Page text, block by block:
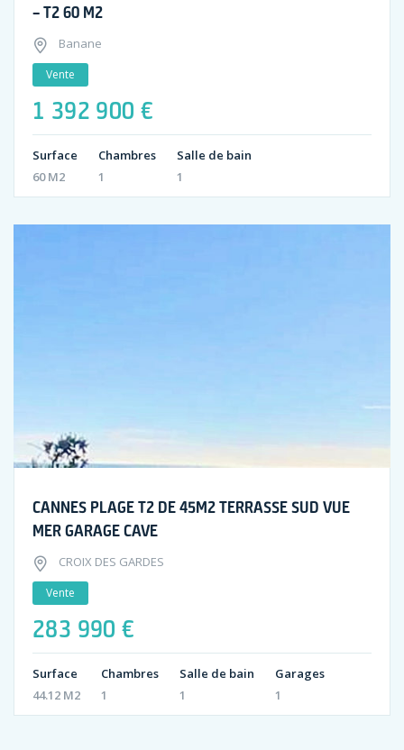
– T2 60 M2
Banane
Vente
1 392 900 €
Surface
60 M2
Chambres
1
Salle de bain
1
CANNES PLAGE T2 DE 45M2 TERRASSE SUD VUE
MER GARAGE CAVE
CROIX DES GARDES
Vente
283 990 €
Surface
44.12 M2
Chambres
1
Salle de bain
1
Garages
1